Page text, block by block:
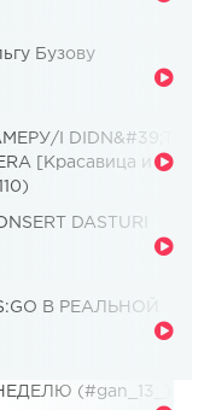
Бузову
I DIDN&#39;T
[Красавица и
DASTURI
В РЕАЛЬНОЙ
(#gan_13_)